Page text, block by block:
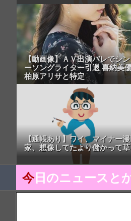
【動画像】ＡＶ出演バレでシ
ーソングライター引退 喜納美
柏原アリサと特定
【通帳あり】ワイ、マイナー
家、想像してたより儲かって草
今日のニュースと